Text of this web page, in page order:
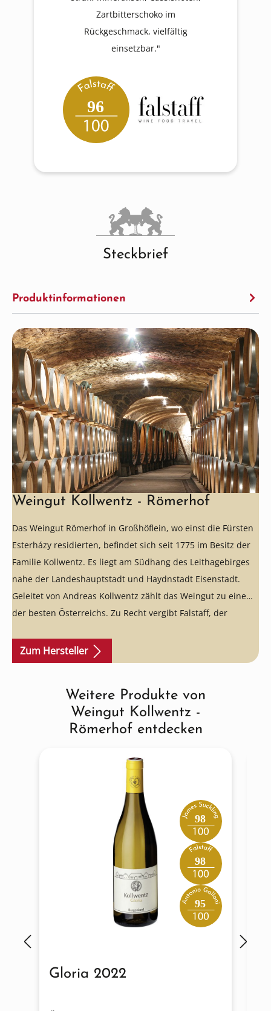
Zartbitterschoko im
Rückgeschmack, vielfältig
einsetzbar."
96
Steckbrief
Produktinformationen
Weingut Kollwentz - Römerhof
Das Weingut Römerhof in Großhöflein, wo einst die Fürsten
Esterházy residierten, befindet sich seit 1775 im Besitz der
Familie Kollwentz. Es liegt am Südhang des Leithagebirges
nahe der Landeshauptstadt und Haydnstadt Eisenstadt.
Geleitet von Andreas Kollwentz zählt das Weingut zu einem
der besten Österreichs. Zu Recht vergibt Falstaff, der
schreibt über Kollwentz: „Das macht die wirklich Großen
unter den Winzern aus: Ob kleiner oder grandioser
Kollwentzes produce some of Austria’s most celebrated
Große Weine aus Österreich, sowohl weiß als auch
Zum Hersteller
Produktgalerie überspringen
Weitere Produkte von
Weingut Kollwentz -
Römerhof entdecken
98
98
95
Gloria 2022